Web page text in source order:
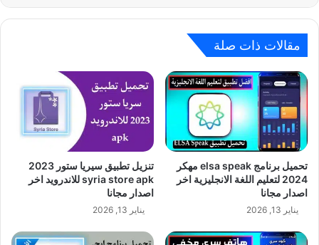
مقالات ذات صلة
تحميل برنامج elsa speak مهكر
2024 لتعليم اللغة الانجليزية اخر
اصدار مجانا
يناير 13, 2026
تنزيل تطبيق سيريا ستور 2023
syria store apk للاندرويد اخر
اصدار مجانا
يناير 13, 2026